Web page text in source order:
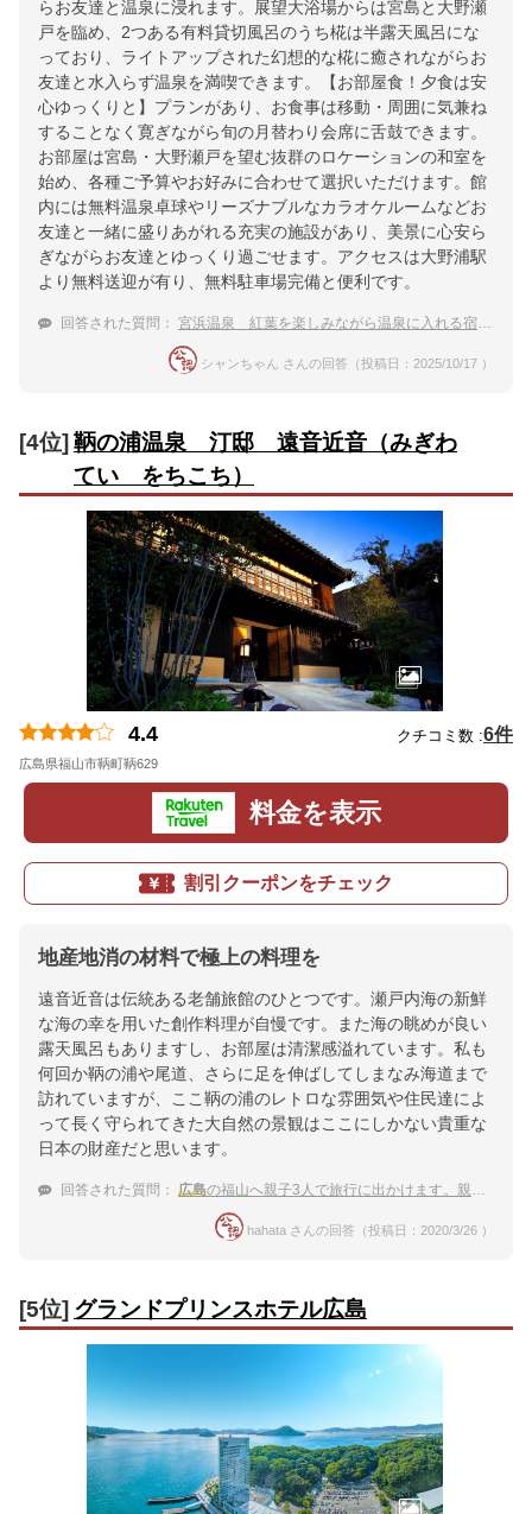
らお友達と温泉に浸れます。展望大浴場からは宮島と大野瀬
戸を臨め、2つある有料貸切風呂のうち椛は半露天風呂にな
っており、ライトアップされた幻想的な椛に癒されながらお
友達と水入らず温泉を満喫できます。【お部屋食！夕食は安
心ゆっくりと】プランがあり、お食事は移動・周囲に気兼ね
することなく寛ぎながら旬の月替わり会席に舌鼓できます。
お部屋は宮島・大野瀬戸を望む抜群のロケーションの和室を
始め、各種ご予算やお好みに合わせて選択いただけます。館
内には無料温泉卓球やリーズナブルなカラオケルームなどお
友達と一緒に盛りあがれる充実の施設があり、美景に心安ら
ぎながらお友達とゆっくり過ごせます。アクセスは大野浦駅
より無料送迎が有り、無料駐車場完備と便利です。
回答された質問： 宮浜温泉 紅葉を楽しみながら温泉に入れる宿のおすすめは？
シャンちゃん さんの回答（投稿日：2025/10/17 ）
[4位] 鞆の浦温泉 汀邸 遠音近音（みぎわ
てい をちこち）
4.4 クチコミ数 :6件
広島県福山市鞆町鞆629
料金を表示
割引クーポンをチェック
地産地消の材料で極上の料理を
遠音近音は伝統ある老舗旅館のひとつです。瀬戸内海の新鮮
な海の幸を用いた創作料理が自慢です。また海の眺めが良い
露天風呂もありますし、お部屋は清潔感溢れています。私も
何回か鞆の浦や尾道、さらに足を伸ばしてしまなみ海道まで
訪れていますが、ここ鞆の浦のレトロな雰囲気や住民達によ
って長く守られてきた大自然の景観はここにしかない貴重な
日本の財産だと思います。
回答された質問： 広島の福山へ親子3人で旅行に出かけます。親子にピッタリなタイプのおすすめ宿を教えて下さい
hahata さんの回答（投稿日：2020/3/26 ）
[5位] グランドプリンスホテル広島